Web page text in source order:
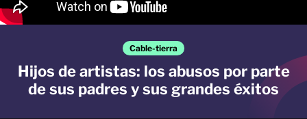
Cable-tierra
Hijos de artistas: los abusos por parte
de sus padres y sus grandes éxitos